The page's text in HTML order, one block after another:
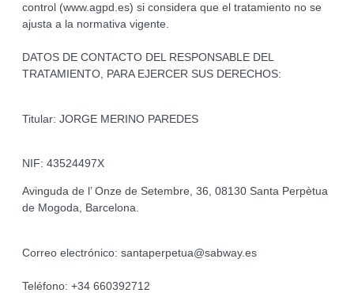
control (www.agpd.es) si considera que el tratamiento no se
ajusta a la normativa vigente.
DATOS DE CONTACTO DEL RESPONSABLE DEL
TRATAMIENTO, PARA EJERCER SUS DERECHOS:
Titular: JORGE MERINO PAREDES
NIF: 43524497X
Avinguda de l’ Onze de Setembre, 36, 08130 Santa Perpètua
de Mogoda, Barcelona.
Correo electrónico: santaperpetua@sabway.es
Teléfono: +34 660392712